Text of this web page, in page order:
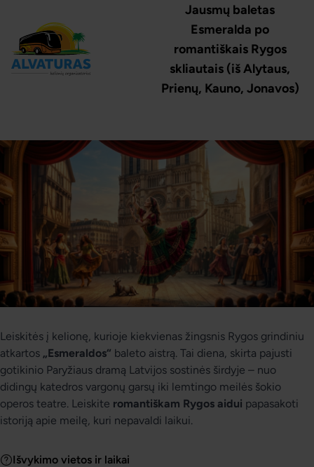
Jausmų baletas
Esmeralda po
romantiškais Rygos
skliautais (iš Alytaus,
Prienų, Kauno, Jonavos)
Leiskitės į kelionę, kurioje kiekvienas žingsnis Rygos grindiniu
atkartos „Esmeraldos“ baleto aistrą. Tai diena, skirta pajusti
gotikinio Paryžiaus dramą Latvijos sostinės širdyje – nuo
didingų katedros vargonų garsų iki lemtingo meilės šokio
operos teatre. Leiskite romantiškam Rygos aidui papasakoti
istoriją apie meilę, kuri nepavaldi laikui.
Išvykimo vietos ir laikai